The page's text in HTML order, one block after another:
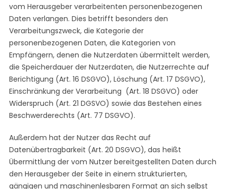
vom Herausgeber verarbeitenten personenbezogenen
Daten verlangen. Dies betrifft besonders den
Verarbeitungszweck, die Kategorie der
personenbezogenen Daten, die Kategorien von
Empfängern, denen die Nutzerdaten übermittelt werden,
die Speicherdauer der Nutzerdaten, die Nutzerrechte auf
Berichtigung (Art. 16 DSGVO), Löschung (Art. 17 DSGVO),
Einschränkung der Verarbeitung (Art. 18 DSGVO) oder
Widerspruch (Art. 21 DGSVO) sowie das Bestehen eines
Beschwerderechts (Art. 77 DSGVO).
Außerdem hat der Nutzer das Recht auf
Datenübertragbarkeit (Art. 20 DSGVO), das heißt
Übermittlung der vom Nutzer bereitgestellten Daten durch
den Herausgeber der Seite in einem strukturierten,
gängigen und maschinenlesbaren Format an sich selbst
S
e
r
c
h